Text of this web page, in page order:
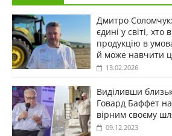
Дмитро
єдині у світі,
продукцію в
й може навчити
13.02.2026
Виділивши
Говард Баффет
вірним своєму
09.12.2023